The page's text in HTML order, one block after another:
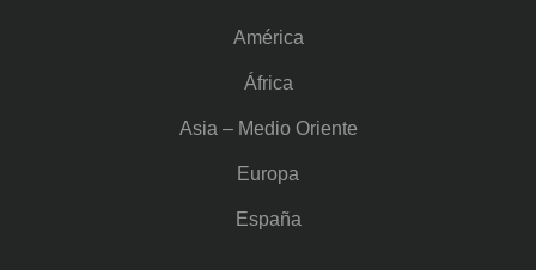
América
África
Asia – Medio Oriente
Europa
España